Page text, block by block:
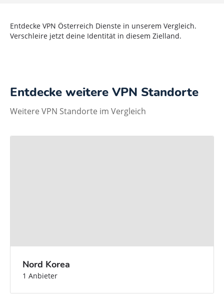
Entdecke VPN Österreich Dienste in unserem Vergleich.
Verschleire jetzt deine Identität in diesem Zielland.
Entdecke weitere VPN Standorte
Weitere VPN Standorte im Vergleich
Nord Korea
1 Anbieter